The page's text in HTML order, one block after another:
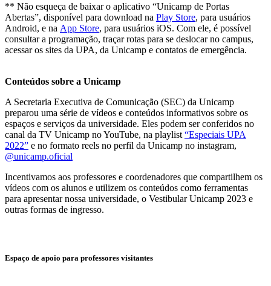
** Não esqueça de baixar o aplicativo “Unicamp de Portas
Abertas”, disponível para download na Play Store, para usuários
Android, e na App Store, para usuários iOS. Com ele, é possível
consultar a programação, traçar rotas para se deslocar no campus,
acessar os sites da UPA, da Unicamp e contatos de emergência.
Conteúdos sobre a Unicamp
A Secretaria Executiva de Comunicação (SEC) da Unicamp
preparou uma série de vídeos e conteúdos informativos sobre os
espaços e serviços da universidade. Eles podem ser conferidos no
canal da TV Unicamp no YouTube, na playlist “Especiais UPA
2022” e no formato reels no perfil da Unicamp no instagram,
@unicamp.oficial
Incentivamos aos professores e coordenadores que compartilhem os
vídeos com os alunos e utilizem os conteúdos como ferramentas
para apresentar nossa universidade, o Vestibular Unicamp 2023 e
outras formas de ingresso.
Espaço de apoio para professores visitantes